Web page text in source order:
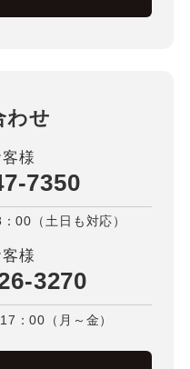
わせ
様
7350
00（土日も対応）
様
3270
：00（月～金）